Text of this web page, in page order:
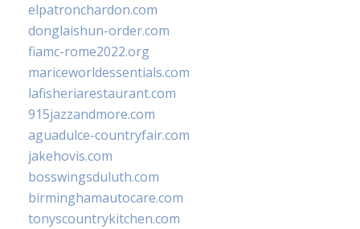
elpatronchardon.com
donglaishun-order.com
fiamc-rome2022.org
mariceworldessentials.com
lafisheriarestaurant.com
915jazzandmore.com
aguadulce-countryfair.com
jakehovis.com
bosswingsduluth.com
birminghamautocare.com
tonyscountrykitchen.com